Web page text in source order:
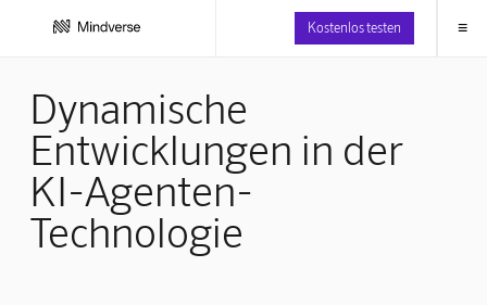
Kostenlos testen ≡
Dynamische
Entwicklungen in der
KI-Agenten-
Technologie